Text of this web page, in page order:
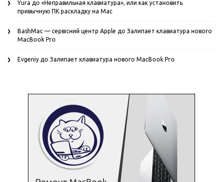
Yura до «Неправильная клавиатура», или как установить
привычную ПК раскладку на Mac
BashMac — сервісний центр Apple до Залипает клавиатура нового
MacBook Pro
Evgeniy до Залипает клавиатура нового MacBook Pro